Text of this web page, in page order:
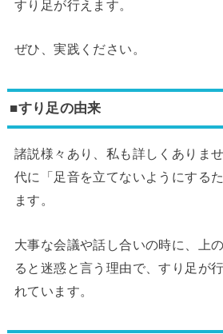
すり足が行えます。
ぜひ、実践ください。
■すり足の由来
諸説様々あり、私も詳しくありま
代に「足音を立てないようにする
ます。
大事な会議や話し合いの時に、上
ると迷惑と言う理由で、すり足が
れています。